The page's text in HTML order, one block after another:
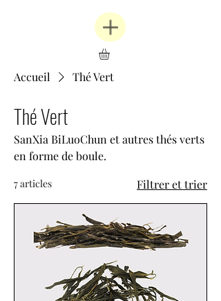
Accueil Thé Vert
Thé Vert
SanXia BiLuoChun et autres thés verts
en forme de boule.
7 articles Filtrer et trier